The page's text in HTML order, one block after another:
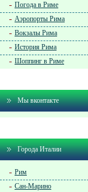
Погода в Риме
Аэропорты Рима
Вокзалы Рима
История Рима
Шоппинг в Риме
Мы вконтакте
Города Италии
Рим
Сан-Марино